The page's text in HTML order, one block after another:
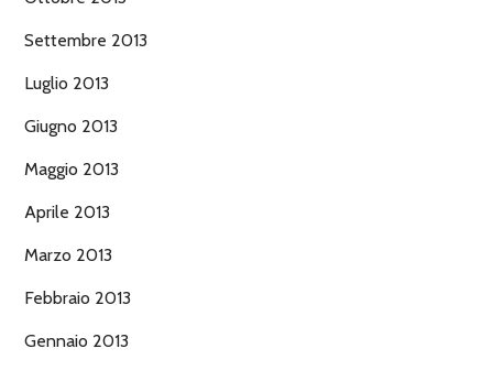
Settembre 2013
Luglio 2013
Giugno 2013
Maggio 2013
Aprile 2013
Marzo 2013
Febbraio 2013
Gennaio 2013